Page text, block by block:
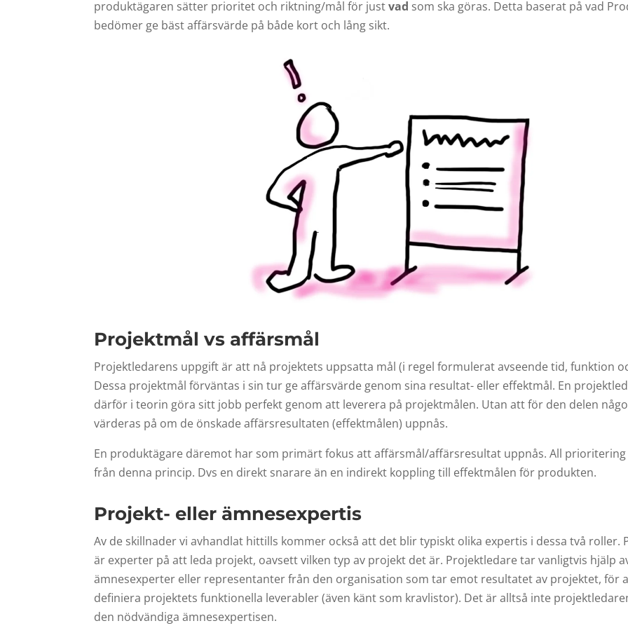
produktägaren sätter prioritet och riktning/mål för justvad som ska göras. Detta baserat på vad
bedömer ge bäst affärsvärde på både kort och lång sikt.
Projektmål vs affärsmål
Projektledarens uppgift är att nå projektets uppsatta mål (i regel formulerat avseende tid, funktion
Dessa projektmål förväntas i sin tur ge affärsvärde genom sina resultat- eller effektmål. En
därför i teorin göra sitt jobb perfekt genom att leverera på projektmålen. Utan att för den delen
värderas på om de önskade affärsresultaten (effektmålen) uppnås.
En produktägare däremot har som primärt fokus att affärsmål/affärsresultat uppnås. All
från denna princip. Dvs en direkt snarare än en indirekt koppling till effektmålen för produkten.
Projekt- eller ämnesexpertis
Av de skillnader vi avhandlat hittills kommer också att det blir typiskt olika expertis i dessa två roller.
är experter på att leda projekt, oavsett vilken typ av projekt det är. Projektledare tar vanligtvis hjälp
ämnesexperter eller representanter från den organisation som tar emot resultatet av projektet, för
definiera projektets funktionella leverabler (även känt som kravlistor). Det är alltså inte
den nödvändiga ämnesexpertisen.